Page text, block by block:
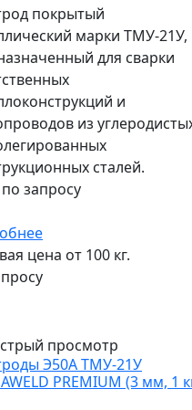
покрытый
марки ТМУ-21У,
для сварки
и
из
сталей.
запросу
цена от 100 кг.
просмотр
Э50А ТМУ-21У
PREMIUM (3 мм, 1